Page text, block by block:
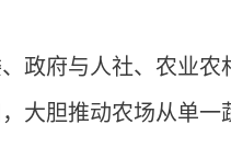
政府与人社、农业
大胆推动农场从单一